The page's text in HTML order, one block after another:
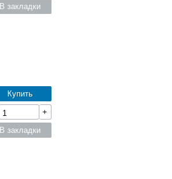
В закладки
Купить
+
В закладки